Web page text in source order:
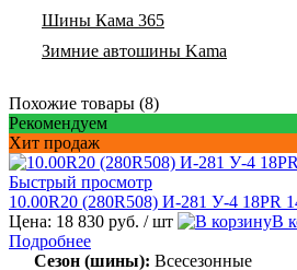
Шины Кама 365
Зимние автошины Kama
Похожие товары (8)
Рекомендуем
Хит продаж
Быстрый просмотр
10.00R20 (280R508) И-281 У-4 18PR
Цена: 18 830 руб. / шт В
Подробнее
Сезон (шины): Всесезонные